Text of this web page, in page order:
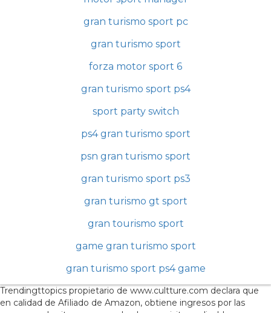
gran turismo sport pc
gran turismo sport
forza motor sport 6
gran turismo sport ps4
sport party switch
ps4 gran turismo sport
psn gran turismo sport
gran turismo sport ps3
gran turismo gt sport
gran tourismo sport
game gran turismo sport
gran turismo sport ps4 game
Trendingttopics propietario de www.cultture.com declara que
en calidad de Afiliado de Amazon, obtiene ingresos por las